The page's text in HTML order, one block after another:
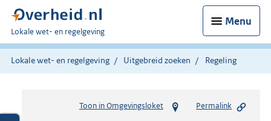
Menu
U
bent
hier:
Lokale wet- en regelgeving
Lokale wet- en regelgeving Uitgebreid zoeken Regeling
Toon in Omgevingsloket Permalink